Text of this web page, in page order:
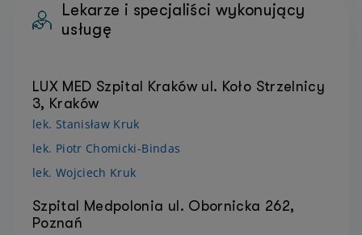
Lekarze i specjaliści wykonujący
usługę
LUX MED Szpital Kraków ul. Koło Strzelnicy
3, Kraków
lek. Stanisław Kruk
lek. Piotr Chomicki-Bindas
lek. Wojciech Kruk
Szpital Medpolonia ul. Obornicka 262,
Poznań